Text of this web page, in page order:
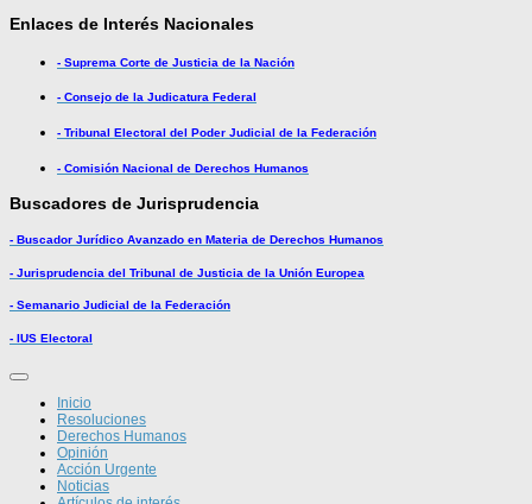
Enlaces de Interés Nacionales
- Suprema Corte de Justicia de la Nación
- Consejo de la Judicatura Federal
- Tribunal Electoral del Poder Judicial de la Federación
- Comisión Nacional de Derechos Humanos
Buscadores de Jurisprudencia
- Buscador Jurídico Avanzado en Materia de Derechos Humanos
- Jurisprudencia del Tribunal de Justicia de la Unión Europea
- Semanario Judicial de la Federación
- IUS Electoral
Inicio
Resoluciones
Derechos Humanos
Opinión
Acción Urgente
Noticias